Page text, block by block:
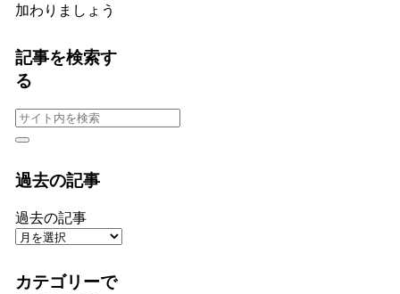
加わりましょう
記事を検索す
る
過去の記事
過去の記事
カテゴリーで